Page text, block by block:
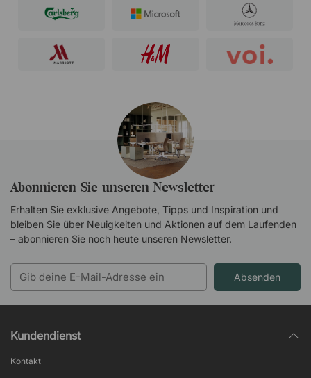
Abonnieren Sie unseren Newsletter
Erhalten Sie exklusive Angebote, Tipps und Inspiration und
bleiben Sie über Neuigkeiten und Aktionen auf dem Laufenden
– abonnieren Sie noch heute unseren Newsletter.
Absenden
Kundendienst
Kontakt